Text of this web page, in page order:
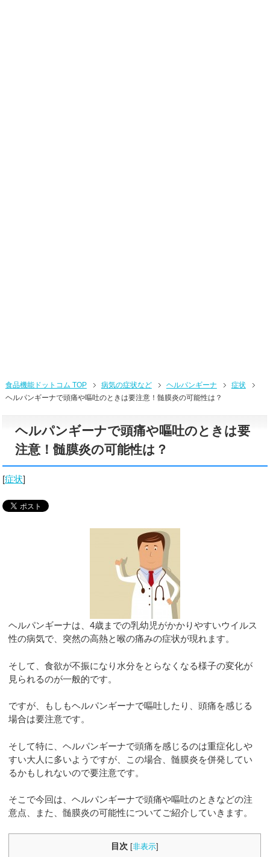
食品機能ドットコム TOP 病気の症状など ヘルパンギーナ
症状
ヘルパンギーナで頭痛や嘔吐のときは要注意！髄膜炎の可能性は？
ヘルパンギーナで頭痛や嘔吐のときは要
注意！髄膜炎の可能性は？
[症状]
ヘルパンギーナは、4歳までの乳幼児がかかりやすいウイルス
性の病気で、突然の高熱と喉の痛みの症状が現れます。
そして、食欲が不振になり水分をとらなくなる様子の変化が
見られるのが一般的です。
ですが、もしもヘルパンギーナで嘔吐したり、頭痛を感じる
場合は要注意です。
そして特に、ヘルパンギーナで頭痛を感じるのは重症化しや
すい大人に多いようですが、この場合、髄膜炎を併発してい
るかもしれないので要注意です。
そこで今回は、ヘルパンギーナで頭痛や嘔吐のときなどの注
意点、また、髄膜炎の可能性についてご紹介していきます。
目次 [非表示]